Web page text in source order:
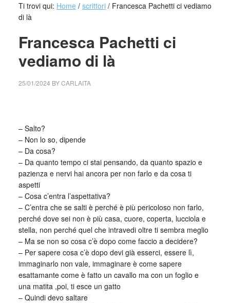
Ti trovi qui: Home / scrittori /Francesca Pachetti ci vediamo
di là
Francesca Pachetti ci
vediamo di là
25/01/2024 BYCARLAITA
– Salto?
– Non lo so, dipende
– Da cosa?
– Da quanto tempo ci stai pensando, da quanto spazio e
pazienza e nervi hai ancora per non farlo e da cosa ti
aspetti
– Cosa c’entra l’aspettativa?
– C’entra che se salti è perché è più pericoloso non farlo,
perché dove sei non è più casa, cuore, coperta, lucciola e
stella, non perché quel che intravedi oltre ti sembra meglio
– Ma se non so cosa c’è dopo come faccio a decidere?
– Per sapere cosa c’è dopo devi già esserci, essere lì,
immaginarlo non vale, immaginare è come sapere
esattamante come è fatto un cavallo ma con un foglio e
una matita ,poi, ti esce un gatto
– Quindi devo saltare